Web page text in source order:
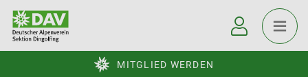
MITGLIED WERDEN